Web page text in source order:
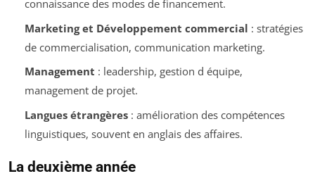
connaissance des modes de financement.
Marketing et Développement commercial : stratégies
de commercialisation, communication marketing.
Management : leadership, gestion d équipe,
management de projet.
Langues étrangères: amélioration des compétences
linguistiques, souvent en anglais des affaires.
La deuxième année